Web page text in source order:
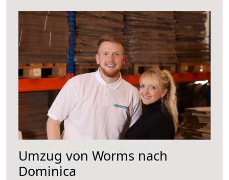
Umzug von Worms nach
Dominica